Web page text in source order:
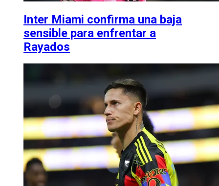
Inter Miami confirma una baja
sensible para enfrentar a
Rayados